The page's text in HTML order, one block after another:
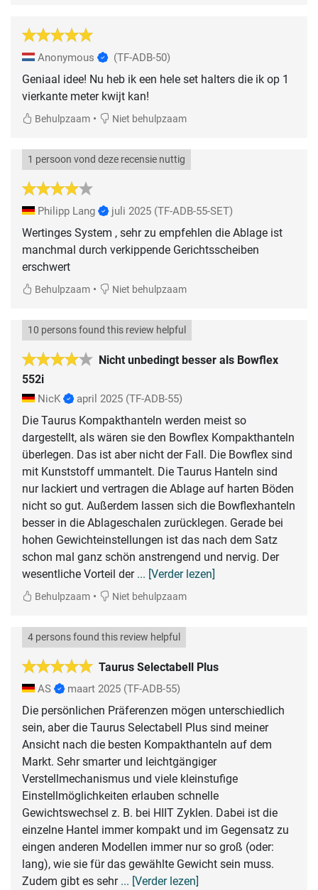
Anonymous (TF-ADB-50)
Geniaal idee! Nu heb ik een hele set halters die ik op 1
vierkante meter kwijt kan!
Behulpzaam • Niet behulpzaam
1 persoon vond deze recensie nuttig
Philipp Lang juli 2025 (TF-ADB-55-SET)
Wertinges System , sehr zu empfehlen die Ablage ist
manchmal durch verkippende Gerichtsscheiben
erschwert
Behulpzaam • Niet behulpzaam
Nicht unbedingt besser als Bowflex
552i
10 persons found this review helpful
NicK april 2025 (TF-ADB-55)
Die Taurus Kompakthanteln werden meist so
dargestellt, als wären sie den Bowflex Kompakthanteln
überlegen. Das ist aber nicht der Fall. Die Bowflex sind
mit Kunststoff ummantelt. Die Taurus Hanteln sind
nur lackiert und vertragen die Ablage auf harten Böden
nicht so gut. Außerdem lassen sich die Bowflexhanteln
besser in die Ablageschalen zurücklegen. Gerade bei
hohen Gewichteinstellungen ist das nach dem Satz
schon mal ganz schön anstrengend und nervig. Der
wesentliche Vorteil der ... [Verder lezen]
Behulpzaam • Niet behulpzaam
Taurus Selectabell Plus
4 persons found this review helpful
AS maart 2025 (TF-ADB-55)
Die persönlichen Präferenzen mögen unterschiedlich
sein, aber die Taurus Selectabell Plus sind meiner
Ansicht nach die besten Kompakthanteln auf dem
Markt. Sehr smarter und leichtgängiger
Verstellmechanismus und viele kleinstufige
Einstellmöglichkeiten erlauben schnelle
Gewichtswechsel z. B. bei HIIT Zyklen. Dabei ist die
einzelne Hantel immer kompakt und im Gegensatz zu
eingen anderen Modellen immer nur so groß (oder:
lang), wie sie für das gewählte Gewicht sein muss.
Zudem gibt es sehr ... [Verder lezen]